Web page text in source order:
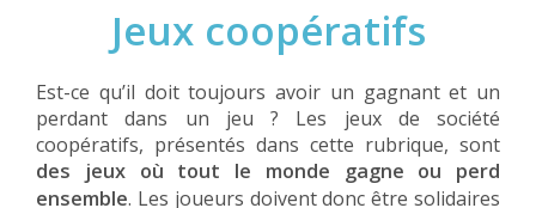
Jeux coopératifs
Est-ce qu’il doit toujours avoir un gagnant et un
perdant dans un jeu ? Les jeux de société
coopératifs, présentés dans cette rubrique, sont
des jeux où tout le monde gagne ou perd
ensemble. Les joueurs doivent donc être solidaires